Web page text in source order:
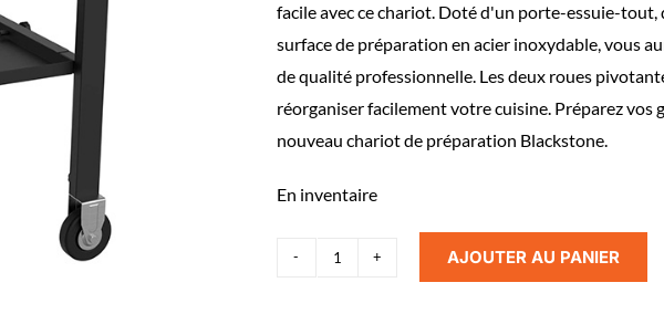
facile avec ce chariot. Doté d'un porte-essuie-
surface de préparation en acier inoxydable, vous
de qualité professionnelle. Les deux roues
réorganiser facilement votre cuisine. Préparez vos
nouveau chariot de préparation Blackstone.
En inventaire
AJOUTER AU PANIER